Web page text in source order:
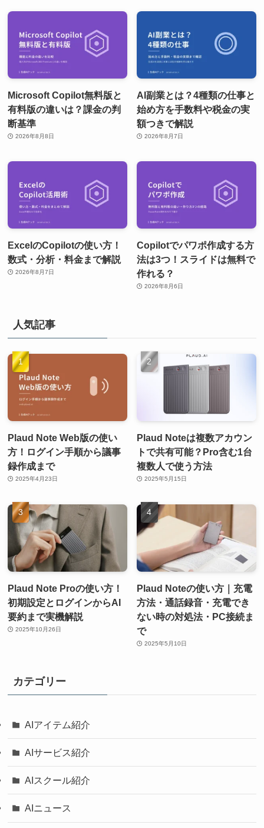
Microsoft Copilot無料版と
有料版の違いは？課金の判
断基準
2026年8月8日
AI副業とは？4種類の仕事と
始め方を手数料や税金の実
額つきで解説
2026年8月7日
ExcelのCopilotの使い方！
数式・分析・料金まで解説
2026年8月7日
Copilotでパワポ作成する方
法は3つ！スライドは無料で
作れる？
2026年8月6日
人気記事
Plaud Note Web版の使い
方！ログイン手順から議事
録作成まで
2025年4月23日
Plaud Noteは複数アカウン
トで共有可能？Pro含む1台
複数人で使う方法
2025年5月15日
Plaud Note Proの使い方！
初期設定とログインからAI
要約まで実機解説
2025年10月26日
Plaud Noteの使い方｜充電
方法・通話録音・充電でき
ない時の対処法・PC接続ま
で
2025年5月10日
カテゴリー
AIアイテム紹介
AIサービス紹介
AIスクール紹介
AIニュース